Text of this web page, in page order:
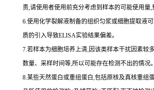
责,请使用者使用前充分考虑到样本的可能使用量,
6.使用化学裂解液制备的组织匀浆或细胞提取液
质的引入导致ELISA实验结果偏差。
7.若样本为细胞培养上清,因该类样本干扰因素较
数量、采样时间等,所以可能存在检测不出的情况。
8.某些天然蛋白或重组蛋白,包括原核及真核重组